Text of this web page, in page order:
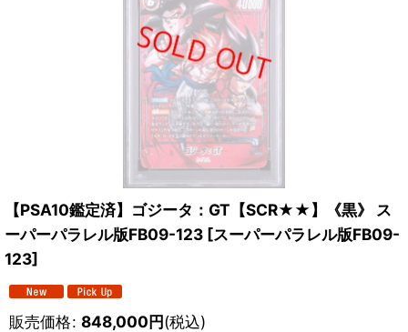
【PSA10鑑定済】ゴジータ：GT【SCR★★】《黒》 ス
ーパーパラレル版FB09-123 [スーパーパラレル版FB09-
123]
販売価格: 848,000円(税込)